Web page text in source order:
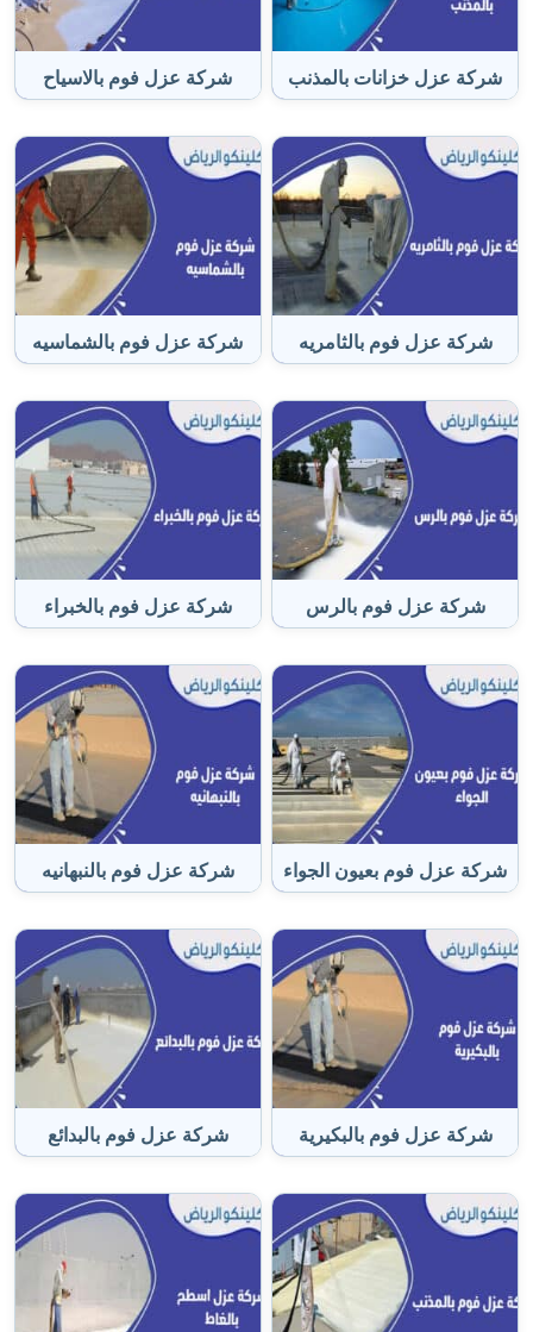
شركة عزل خزانات بالمذنب شركة عزل فوم بالاسياح
شركة عزل فوم بالثامريه شركة عزل فوم بالشماسيه
شركة عزل فوم بالرس شركة عزل فوم بالخبراء
شركة عزل فوم بعيون الجواء شركة عزل فوم بالنبهانيه
شركة عزل فوم بالبكيرية شركة عزل فوم بالبدائع